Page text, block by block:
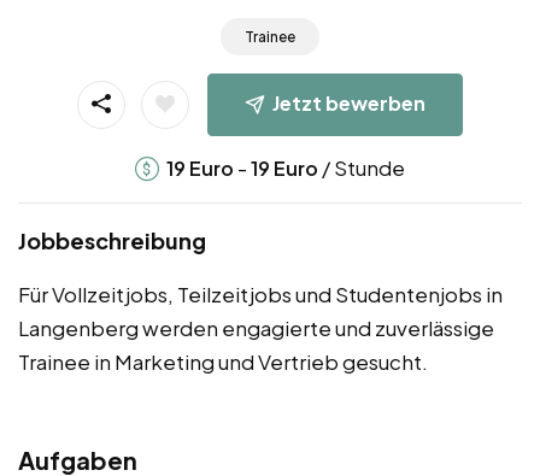
Trainee
Jetzt bewerben
19 Euro -19 Euro / Stunde
Jobbeschreibung
Für Vollzeitjobs, Teilzeitjobs und Studentenjobs in
Langenberg werden engagierte und zuverlässige
Trainee in Marketing und Vertrieb gesucht.
Aufgaben